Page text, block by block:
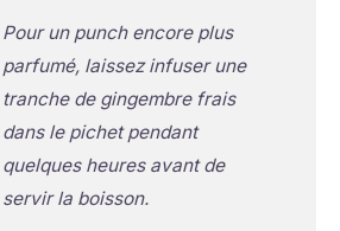
Pour un punch encore plus
parfumé, laissez infuser une
tranche de gingembre frais
dans le pichet pendant
quelques heures avant de
servir la boisson.